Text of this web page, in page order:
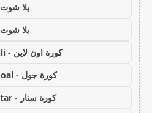
يلا شوت
يلا شوت
كورة اون لاين - kora onli
كورة جول - kora goal
كورة ستار - kora star